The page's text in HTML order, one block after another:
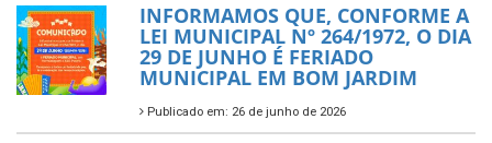
INFORMAMOS QUE, CONFORME A
LEI MUNICIPAL Nº 264/1972, O DIA
29 DE JUNHO É FERIADO
MUNICIPAL EM BOM JARDIM
Publicado em: 26 de junho de 2026